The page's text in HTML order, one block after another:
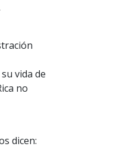
vida de
no
dicen: